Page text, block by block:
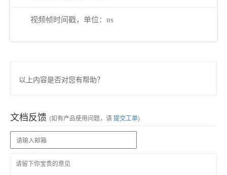
视频帧时间戳，单位：ns
以上内容是否对您有帮助？
文档反馈 (如有产品使用问题，请提交工单)